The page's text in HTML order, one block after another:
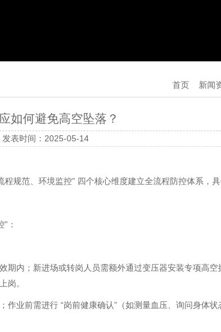
首页 新闻
如何避免高空坠落？
发表时间：2025-05-14
规范、环境监控” 四个核心维度建立全流程防控体系，具
：
内；新进场或转岗人员需额外通过变压器安装专项高空
岗。
业前需进行 “岗前健康确认”（如测量血压、询问身体状